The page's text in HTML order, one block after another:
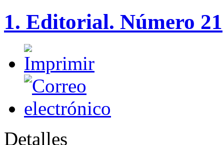
1. Editorial. Número 21
Detalles